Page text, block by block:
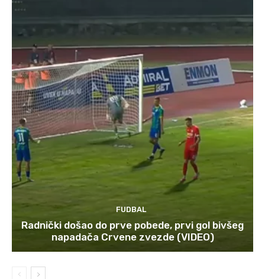
FUDBAL
Radnički došao do prve pobede, prvi gol bivšeg
napadača Crvene zvezde (VIDEO)